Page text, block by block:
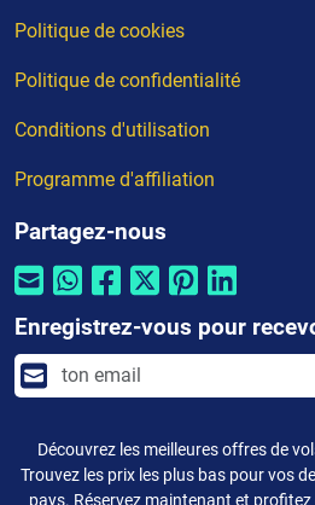
Politique de cookies
Politique de confidentialité
Conditions d'utilisation
Programme d'affiliation
Partagez-nous
Enregistrez-vous pour
Découvrez les meilleures offres de
Trouvez les prix les plus bas pour vos
pays. Réservez maintenant et